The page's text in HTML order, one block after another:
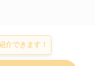
介できます！